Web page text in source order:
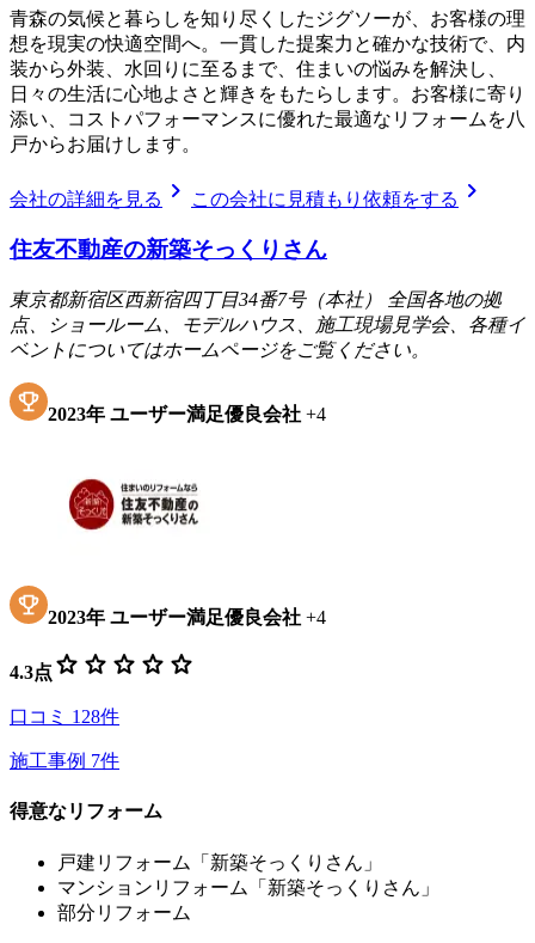
青森の気候と暮らしを知り尽くしたジグソーが、お客様の理
想を現実の快適空間へ。一貫した提案力と確かな技術で、内
装から外装、水回りに至るまで、住まいの悩みを解決し、
日々の生活に心地よさと輝きをもたらします。お客様に寄り
添い、コストパフォーマンスに優れた最適なリフォームを八
戸からお届けします。
会社の詳細を見る chevron_right この会社に見積もり依頼をする chevron_right
住友不動産の新築そっくりさん
東京都新宿区西新宿四丁目34番7号（本社） 全国各地の拠
点、ショールーム、モデルハウス、施工現場見学会、各種イ
ベントについてはホームページをご覧ください。
2023年 ユーザー満足優良会社 +4
2023年 ユーザー満足優良会社 +4
4.3点 star star star star star
口コミ 128件
施工事例 7件
得意なリフォーム
戸建リフォーム「新築そっくりさん」
マンションリフォーム「新築そっくりさん」
部分リフォーム